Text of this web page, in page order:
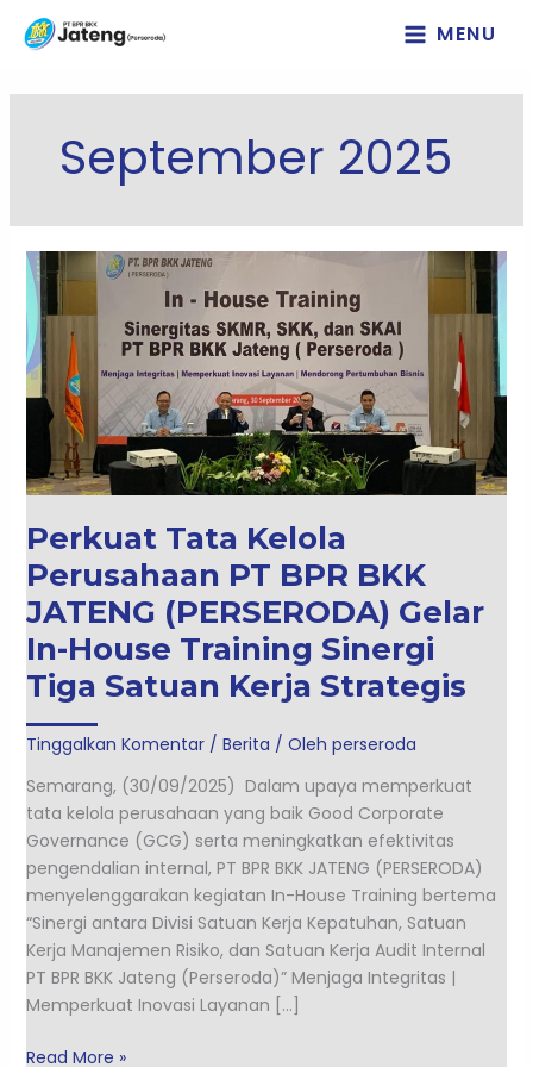
Lewati
MENU
September 2025
Perkuat Tata Kelola
Perusahaan PT BPR BKK
JATENG (PERSERODA) Gelar
In-House Training Sinergi
Tiga Satuan Kerja Strategis
Tinggalkan Komentar / Berita / Oleh perseroda
Semarang, (30/09/2025) Dalam upaya memperkuat
tata kelola perusahaan yang baik Good Corporate
Governance (GCG) serta meningkatkan efektivitas
pengendalian internal, PT BPR BKK JATENG (PERSERODA)
menyelenggarakan kegiatan In-House Training bertema
“Sinergi antara Divisi Satuan Kerja Kepatuhan, Satuan
Kerja Manajemen Risiko, dan Satuan Kerja Audit Internal
PT BPR BKK Jateng (Perseroda)” Menjaga Integritas |
Memperkuat Inovasi Layanan […]
Perkuat
Tata
Kelola
Perusahaan
PT
BPR
BKK
JATENG
(PERSERODA)
In-
House
Training
Sinergi
Tiga
Satuan
Kerja
Strategis
Read More »